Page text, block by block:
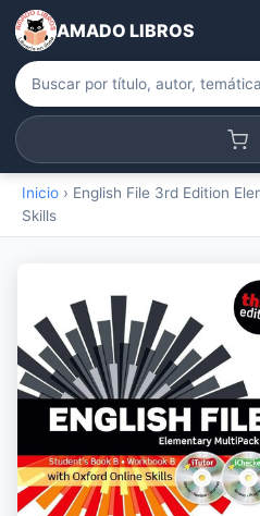
AMADO LIBROS
Inicio › English File 3rd Edition
Skills